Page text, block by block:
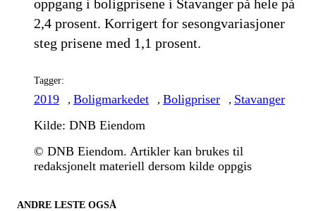
oppgang i boligprisene i Stavanger på hele på
2,4 prosent. Korrigert for sesongvariasjoner
steg prisene med 1,1 prosent.
Tagger:
2019 , Boligmarkedet , Boligpriser , Stavanger
Kilde: DNB Eiendom
© DNB Eiendom. Artikler kan brukes til
redaksjonelt materiell dersom kilde oppgis
ANDRE LESTE OGSÅ